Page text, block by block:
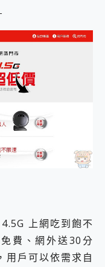
上網吃到飽不
費、網外送30分
用戶可以依需求自